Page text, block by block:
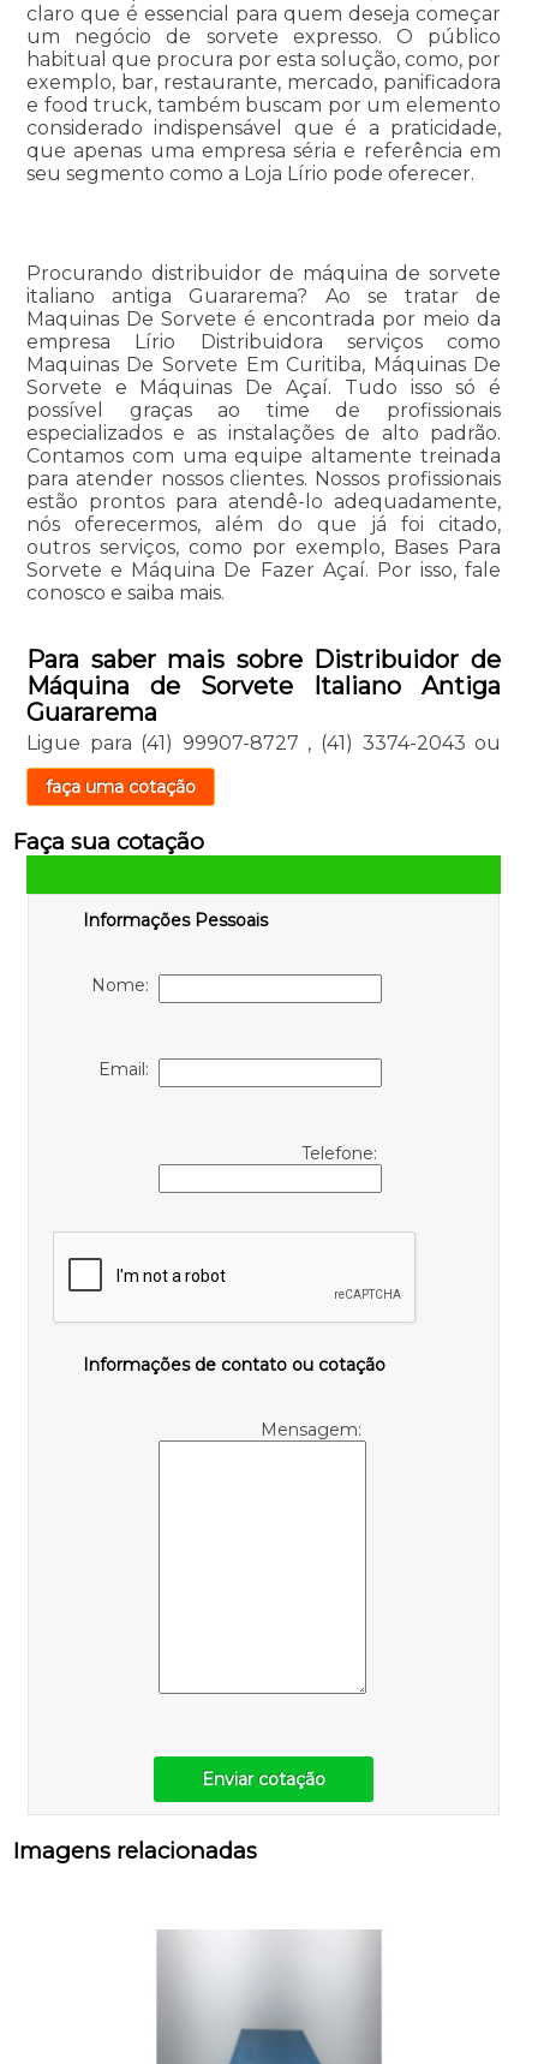
claro que é essencial para quem deseja começar
um negócio de sorvete expresso. O público
habitual que procura por esta solução, como, por
exemplo, bar, restaurante, mercado, panificadora
e food truck, também buscam por um elemento
considerado indispensável que é a praticidade,
que apenas uma empresa séria e referência em
seu segmento como a Loja Lírio pode oferecer.
Procurando distribuidor de máquina de sorvete
italiano antiga Guararema? Ao se tratar de
Maquinas De Sorvete é encontrada por meio da
empresa Lírio Distribuidora serviços como
Maquinas De Sorvete Em Curitiba, Máquinas De
Sorvete e Máquinas De Açaí. Tudo isso só é
possível graças ao time de profissionais
especializados e as instalações de alto padrão.
Contamos com uma equipe altamente treinada
para atender nossos clientes. Nossos profissionais
estão prontos para atendê-lo adequadamente,
nós oferecermos, além do que já foi citado,
outros serviços, como por exemplo, Bases Para
Sorvete e Máquina De Fazer Açaí. Por isso, fale
conosco e saiba mais.
Para saber mais sobre Distribuidor de
Máquina de Sorvete Italiano Antiga
Guararema
Ligue para (41) 99907-8727 , (41) 3374-2043 ou
faça uma cotação
Faça sua cotação
Informações Pessoais
Nome:
Email:
Telefone:
Informações de contato ou cotação
Mensagem:
Enviar cotação
Imagens relacionadas